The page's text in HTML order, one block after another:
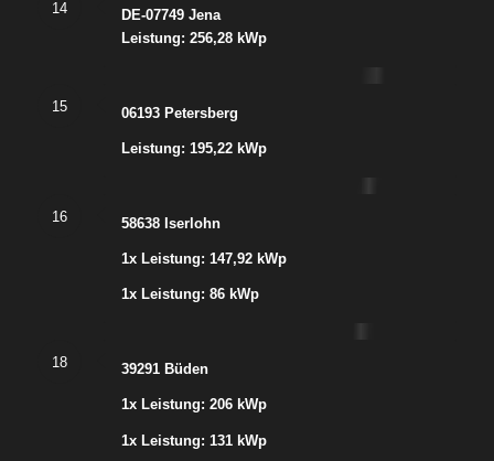
14
DE-07749 Jena
Leistung: 256,28 kWp
15 06193 Petersberg
Leistung: 195,22 kWp
16 58638 Iserlohn
1x Leistung: 147,92 kWp
1x Leistung: 86 kWp
18 39291 Büden
1x Leistung: 206 kWp
1x Leistung: 131 kWp